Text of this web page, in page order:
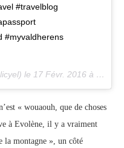
#travelblog
#myvaldherens
le 17 Févr. 2016 à 14h13 PST
« wouaouh, que de choses
à Evolène, il y a vraiment
la montagne », un côté